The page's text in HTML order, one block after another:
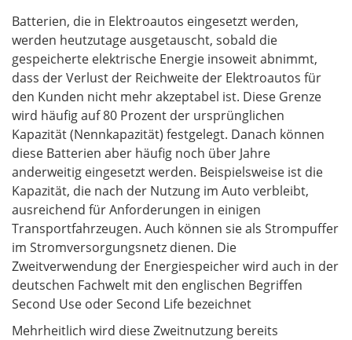
Batterien, die in Elektroautos eingesetzt werden,
werden heutzutage ausgetauscht, sobald die
gespeicherte elektrische Energie insoweit abnimmt,
dass der Verlust der Reichweite der Elektroautos für
den Kunden nicht mehr akzeptabel ist. Diese Grenze
wird häufig auf 80 Prozent der ursprünglichen
Kapazität (Nennkapazität) festgelegt. Danach können
diese Batterien aber häufig noch über Jahre
anderweitig eingesetzt werden. Beispielsweise ist die
Kapazität, die nach der Nutzung im Auto verbleibt,
ausreichend für Anforderungen in einigen
Transportfahrzeugen. Auch können sie als Strompuffer
im Stromversorgungsnetz dienen. Die
Zweitverwendung der Energiespeicher wird auch in der
deutschen Fachwelt mit den englischen Begriffen
Second Use oder Second Life bezeichnet
Mehrheitlich wird diese Zweitnutzung bereits